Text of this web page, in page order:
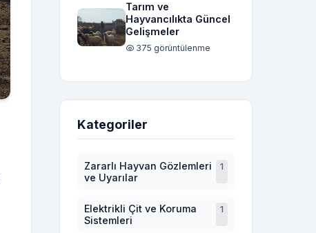
Tarım ve
Hayvancılıkta Güncel
Gelişmeler
375 görüntülenme
Kategoriler
Zararlı Hayvan Gözlemleri
ve Uyarılar
1
Elektrikli Çit ve Koruma
Sistemleri
1